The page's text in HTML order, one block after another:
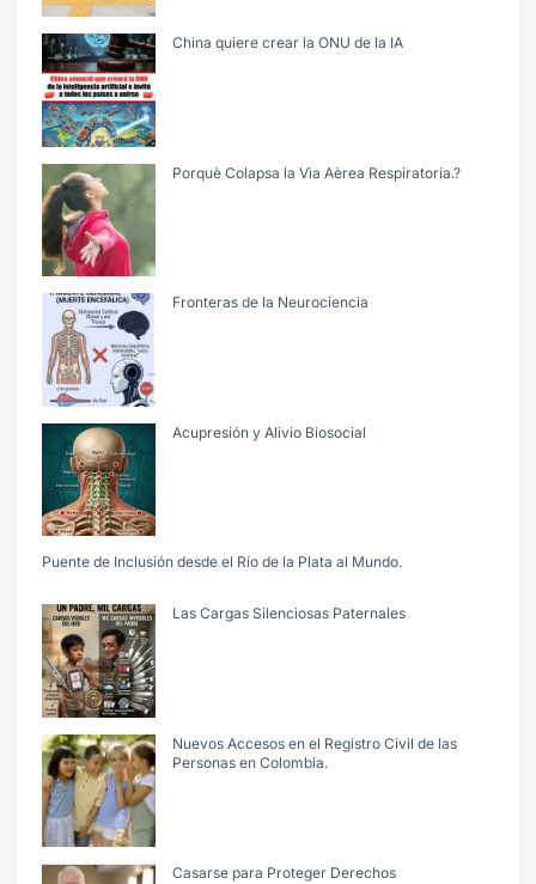
China quiere crear la ONU de la IA
Porquè Colapsa la Vìa Aèrea Respiratoria.?
Fronteras de la Neurociencia
Acupresión y Alivio Biosocial
Puente de Inclusión desde el Río de la Plata al Mundo.
Las Cargas Silenciosas Paternales
Nuevos Accesos en el Registro Civil de las
Personas en Colombia.
Casarse para Proteger Derechos